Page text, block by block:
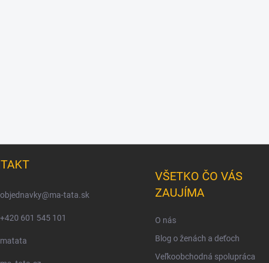
objednavky@ma-tata.sk
+420 601 545 101
matata
VŠETKO ČO VÁS
ZAUJÍMA
O nás
Blog o ženách a deťoch
Veľkoobchodná spolupráca